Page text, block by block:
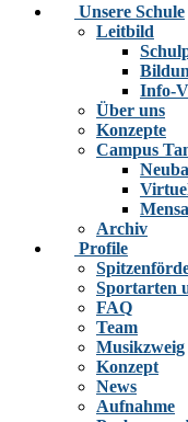
Unsere Schule
Leitbild
Info-
Über uns
Konzepte
Campus
Mensa
Archiv
Profile
Sportarten
FAQ
Team
Musikzweig
Konzept
News
Aufnahme